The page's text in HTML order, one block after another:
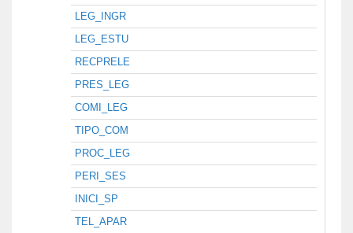
LEG_INGR
LEG_ESTU
RECPRELE
PRES_LEG
COMI_LEG
TIPO_COM
PROC_LEG
PERI_SES
INICI_SP
TEL_APAR